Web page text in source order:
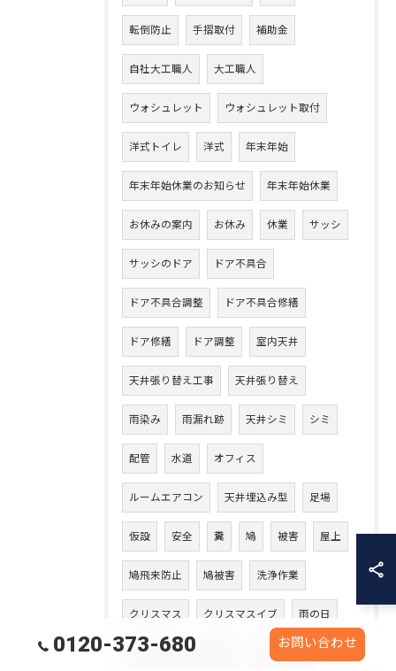
転倒防止 手摺取付 補助金
自社大工職人 大工職人
ウォシュレット ウォシュレット取付
洋式トイレ 洋式 年末年始
年末年始休業のお知らせ 年末年始休業
お休みの案内 お休み 休業 サッシ
サッシのドア ドア不具合
ドア不具合調整 ドア不具合修繕
ドア修繕 ドア調整 室内天井
天井張り替え工事 天井張り替え
雨染み 雨漏れ跡 天井シミ シミ
配管 水道 オフィス
ルームエアコン 天井埋込み型 足場
仮設 安全 糞 鳩 被害 屋上
鳩飛来防止 鳩被害 洗浄作業
クリスマス クリスマスイブ 雨の日
クリスマスプレゼント プレゼント
0120-373-680 お問い合わせ